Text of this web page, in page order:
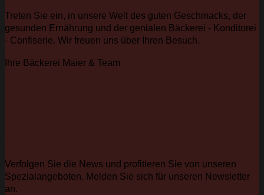
Treten Sie ein, in unsere Welt des guten Geschmacks, der
gesunden Ernährung und der genialen Bäckerei - Konditorei
- Confiserie. Wir freuen uns über Ihren Besuch.
Ihre Bäckerei Maier & Team
Verfolgen Sie die News und profitieren Sie von unseren
Spezialangeboten. Melden Sie sich für unseren Newsletter
an.